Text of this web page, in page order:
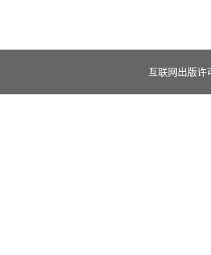
互联网出版许